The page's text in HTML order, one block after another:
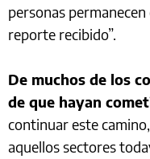
personas
reporte recibido”.
De muchos de los
de que hayan
continuar este
aquellos sectores